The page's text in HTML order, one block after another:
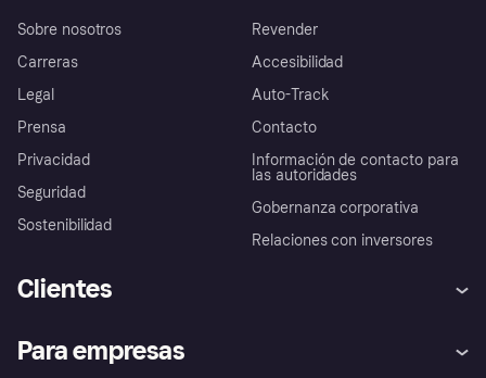
Sobre nosotros
Carreras
Legal
Prensa
Privacidad
Seguridad
Sostenibilidad
Revender
Accesibilidad
Auto-Track
Contacto
Información de contacto para
las autoridades
Gobernanza corporativa
Relaciones con inversores
Clientes
Inicio de sesión
Para empresas